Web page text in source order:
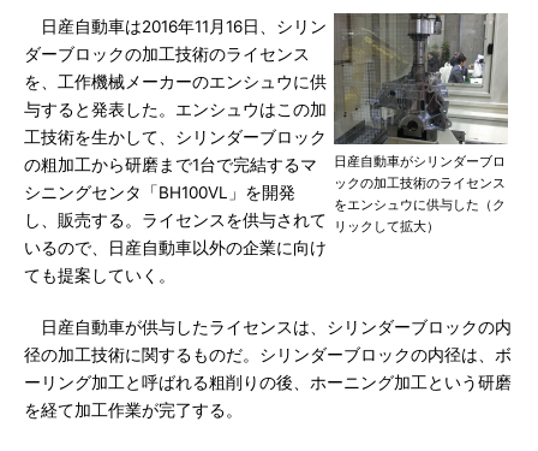
日産自動車がシリンダーブロ
ックの加工技術のライセンス
をエンシュウに供与した（ク
リックして拡大）
日産自動車は2016年11月16日、シリン
ダーブロックの加工技術のライセンス
を、工作機械メーカーのエンシュウに供
与すると発表した。エンシュウはこの加
工技術を生かして、シリンダーブロック
の粗加工から研磨まで1台で完結するマ
シニングセンタ「BH100VL」を開発
し、販売する。ライセンスを供与されて
いるので、日産自動車以外の企業に向け
ても提案していく。
日産自動車が供与したライセンスは、シリンダーブロックの内
径の加工技術に関するものだ。シリンダーブロックの内径は、ボ
ーリング加工と呼ばれる粗削りの後、ホーニング加工という研磨
を経て加工作業が完了する。